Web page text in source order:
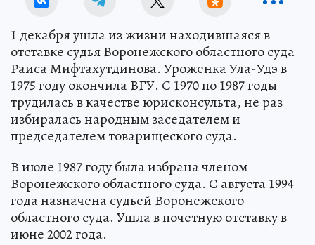
1 декабря ушла из жизни находившаяся в
отставке судья Воронежского областного суда
Раиса Мифтахутдинова. Уроженка Ула-Удэ в
1975 году окончила ВГУ. С 1970 по 1987 годы
трудилась в качестве юрисконсульта, не раз
избиралась народным заседателем и
председателем товарищеского суда.
В июле 1987 году была избрана членом
Воронежского областного суда. С августа 1994
года назначена судьей Воронежского
областного суда. Ушла в почетную отставку в
июне 2002 года.